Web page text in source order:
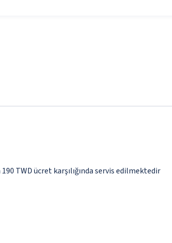
TWD ücret karşılığında servis edilmektedir